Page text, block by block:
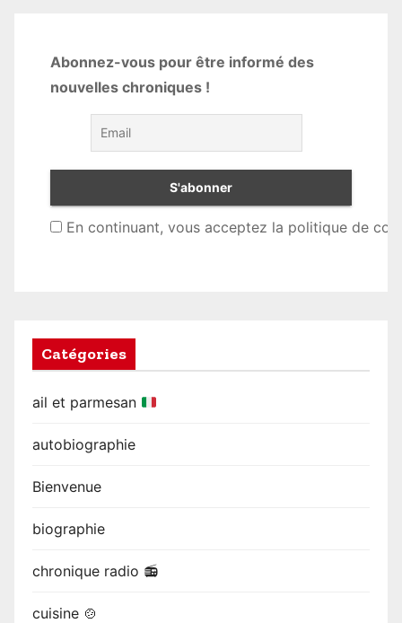
Abonnez-vous pour être informé des
nouvelles chroniques !
En continuant, vous acceptez la politique de
Catégories
ail et parmesan
autobiographie
Bienvenue
biographie
chronique radio 📻
cuisine 🍲